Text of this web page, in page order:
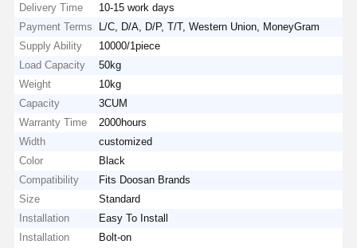
Delivery Time
10-15 work days
Payment Terms
L/C, D/A, D/P, T/T, Western Union, MoneyGram
Supply Ability
10000/1piece
Load Capacity
50kg
Weight
10kg
Capacity
3CUM
Warranty Time
2000hours
Width
customized
Color
Black
Compatibility
Fits Doosan Brands
Size
Standard
Installation
Easy To Install
Installation
Bolt-on